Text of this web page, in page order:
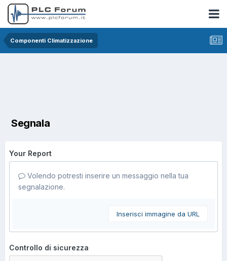
Componenti Climatizzazione
Segnala
Your Report
Volendo potresti inserire un messaggio nella tua
segnalazione.
Inserisci immagine da URL
Controllo di sicurezza